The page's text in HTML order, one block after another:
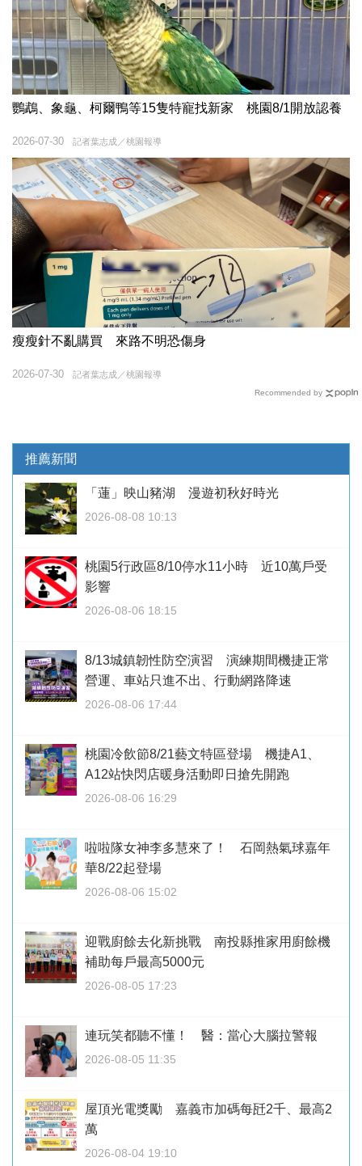
鸚鵡、象龜、柯爾鴨等15隻特寵找新家 桃園8/1開放認養
記者葉志成／桃園報導
2026-07-30
瘦瘦針不亂購買 來路不明恐傷身
記者葉志成／桃園報導
2026-07-30
Recommended by
推薦新聞
「蓮」映山豬湖 漫遊初秋好時光
2026-08-08 10:13
桃園5行政區8/10停水11小時 近10萬戶受
影響
2026-08-06 18:15
8/13城鎮韌性防空演習 演練期間機捷正常
營運、車站只進不出、行動網路降速
2026-08-06 17:44
桃園冷飲節8/21藝文特區登場 機捷A1、
A12站快閃店暖身活動即日搶先開跑
2026-08-06 16:29
啦啦隊女神李多慧來了！ 石岡熱氣球嘉年
華8/22起登場
2026-08-06 15:02
迎戰廚餘去化新挑戰 南投縣推家用廚餘機
補助每戶最高5000元
2026-08-05 17:23
連玩笑都聽不懂！ 醫：當心大腦拉警報
2026-08-05 11:35
屋頂光電獎勵 嘉義市加碼每瓩2千、最高2
萬
2026-08-04 19:10